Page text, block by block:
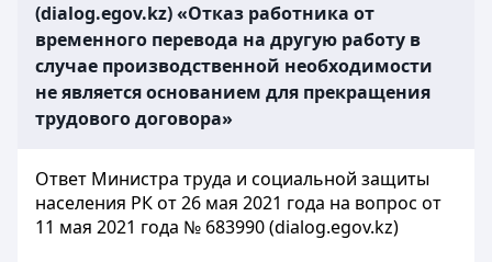
(dialog.egov.kz) «Отказ работника от
временного перевода на другую работу в
случае производственной необходимости
не является основанием для прекращения
трудового договора»
Ответ Министра труда и социальной защиты
населения РК от 26 мая 2021 года на вопрос от
11 мая 2021 года № 683990 (dialog.egov.kz)